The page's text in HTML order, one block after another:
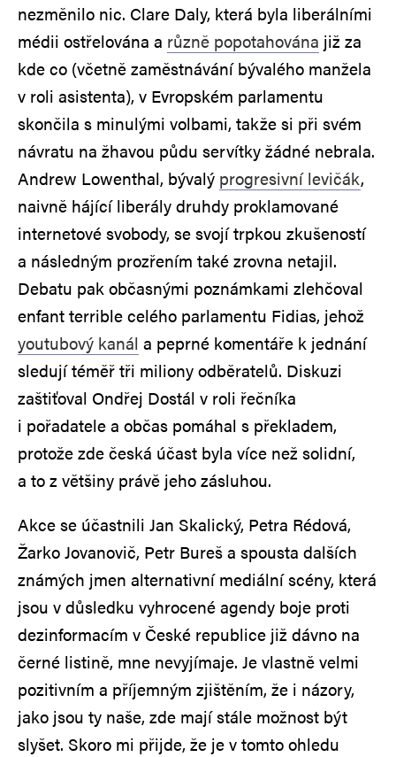
nezměnilo nic. Clare Daly, která byla liberálními
médii ostřelována a různě popotahována již za
kde co (včetně zaměstnávání bývalého manžela
v roli asistenta), v Evropském parlamentu
skončila s minulými volbami, takže si při svém
návratu na žhavou půdu servítky žádné nebrala.
Andrew Lowenthal, bývalý progresivní levičák,
naivně hájící liberály druhdy proklamované
internetové svobody, se svojí trpkou zkušeností
a následným prozřením také zrovna netajil.
Debatu pak občasnými poznámkami zlehčoval
enfant terrible celého parlamentu Fidias, jehož
youtubový kanál a peprné komentáře k jednání
sledují téměř tři miliony odběratelů. Diskuzi
zaštiťoval Ondřej Dostál v roli řečníka
i pořadatele a občas pomáhal s překladem,
protože zde česká účast byla více než solidní,
a to z většiny právě jeho zásluhou.
Akce se účastnili Jan Skalický, Petra Rédová,
Žarko Jovanovič, Petr Bureš a spousta dalších
známých jmen alternativní mediální scény, která
jsou v důsledku vyhrocené agendy boje proti
dezinformacím v České republice již dávno na
černé listině, mne nevyjímaje. Je vlastně velmi
pozitivním a příjemným zjištěním, že i názory,
jako jsou ty naše, zde mají stále možnost být
slyšet. Skoro mi přijde, že je v tomto ohledu